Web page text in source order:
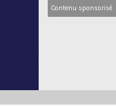
Contenu sponsorisé